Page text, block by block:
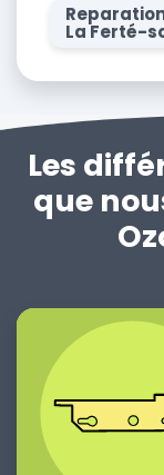
La Ferté-
Les
que